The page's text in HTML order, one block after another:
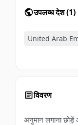
उपलब्ध देश(1)
United Arab
विवरण
अनुमान लगाना